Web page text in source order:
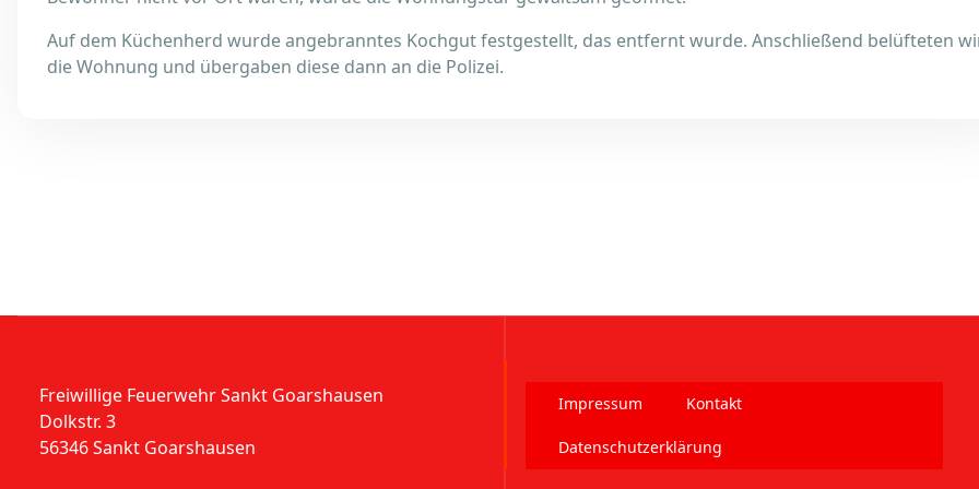
Auf dem Küchenherd wurde angebranntes Kochgut festgestellt, das entfernt wurde. Anschließend belüfteten
die Wohnung und übergaben diese dann an die Polizei.
Freiwillige Feuerwehr Sankt Goarshausen
Dolkstr. 3
56346 Sankt Goarshausen
Impressum Kontakt
Datenschutzerklärung